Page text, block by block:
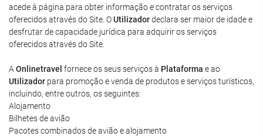
acede à página para obter informação e contratar os serviços
oferecidos através do Site. OUtilizadordeclara ser maior de idade e
desfrutar de capacidade jurídica para adquirir os serviços
oferecidos através do Site.
A Onlinetravel fornece os seus serviços à Plataforma e ao
Utilizador para promoção e venda de produtos e serviços turísticos,
incluindo, entre outros, os seguintes:
Alojamento
Bilhetes de avião
Pacotes combinados de avião e alojamento